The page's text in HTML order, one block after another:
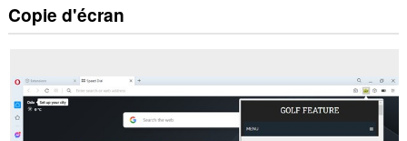
Copie d'écran